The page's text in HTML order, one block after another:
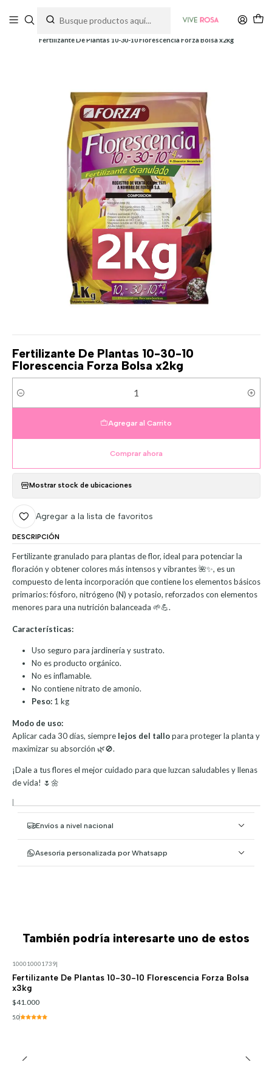
Fertilizante De Plantas 10-30-10 Florescencia Forza Bolsa x2kg
Fertilizante De Plantas 10-30-10
Florescencia Forza Bolsa x2kg
Cantidad
Agregar al Carrito
Comprar ahora
Mostrar stock de ubicaciones
Agregar a la lista de favoritos
DESCRIPCIÓN
Fertilizante granulado para plantas de flor, ideal para potenciar la
floración y obtener colores más intensos y vibrantes 🌺✨, es un
compuesto de lenta incorporación que contiene los elementos básicos
primarios: fósforo, nitrógeno (N) y potasio, reforzados con elementos
menores para una nutrición balanceada 🌱💪.
Características:
Uso seguro para jardinería y sustrato.
No es producto orgánico.
No es inflamable.
No contiene nitrato de amonio.
Peso:1 kg
Modo de uso:
Aplicar cada 30 días, siempre lejos del tallopara proteger la planta y
maximizar su absorción 🌿🚫.
¡Dale a tus flores el mejor cuidado para que luzcan saludables y llenas
de vida! 🌷🌼
Envíos a nivel nacional
Asesoría personalizada por Whatsapp
También podría interesarte uno de estos
100010001739|
Fertilizante De Plantas 10-30-10 Florescencia Forza Bolsa
x3kg
$41.000
5.0